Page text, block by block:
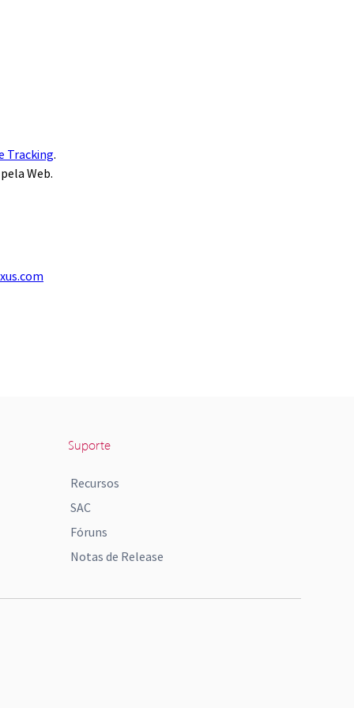
Tracking.
Web.
Suporte
Recursos
SAC
Fóruns
Notas de Release